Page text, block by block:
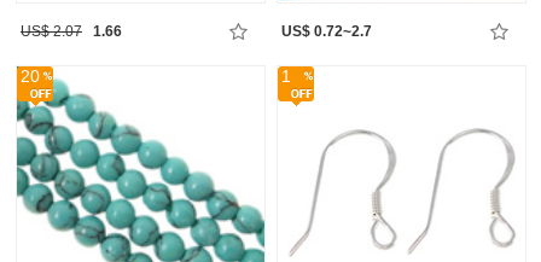
US$ 2.07 1.66 US$ 0.72~2.7
20 1